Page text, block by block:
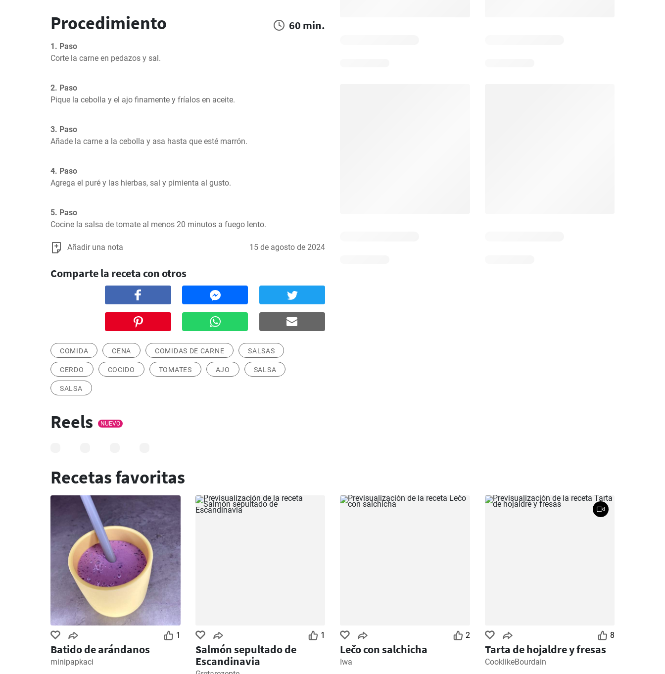
Procedimiento 60 min.
1. Paso
Corte la carne en pedazos y sal.
2. Paso
Pique la cebolla y el ajo finamente y fríalos en aceite.
3. Paso
Añade la carne a la cebolla y asa hasta que esté marrón.
4. Paso
Agrega el puré y las hierbas, sal y pimienta al gusto.
5. Paso
Cocine la salsa de tomate al menos 20 minutos a fuego lento.
Añadir una nota 15 de agosto de 2024
Comparte la receta con otros
COMIDA CENA COMIDAS DE CARNE SALSAS
CERDO COCIDO TOMATES AJO SALSA
SALSA
Reels NUEVO
Recetas favoritas
1
Batido de arándanos
minipapkaci
1
Salmón sepultado de
Escandinavia
2
Lečo con salchicha
Iwa
8
Tarta de hojaldre y fresas
CooklikeBourdain